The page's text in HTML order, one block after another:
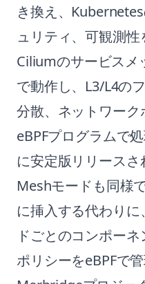
き換え、
ュリティ、可観測性
Ciliumのサービスメ
で動作し、L3/L4の
分散、ネットワー
eBPFプログラムで
に安定版リリース
Meshモードも同様
に挿入する代わりに、
ドごとのコンポー
ポリシーをeBPFで管